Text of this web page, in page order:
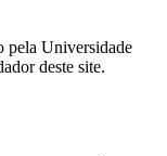
pela Universidade
deste site.